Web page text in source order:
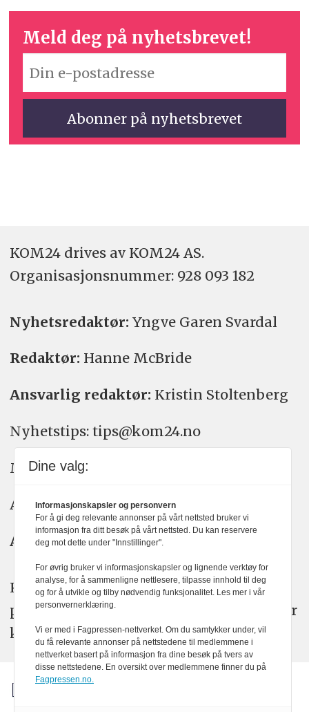
Meld deg på nyhetsbrevet!
KOM24 drives av KOM24 AS.
Organisasjons­nummer: 928 093 182
Nyhetsredaktør: Yngve Garen Svardal
Redaktør: Hanne McBride
Ansvarlig redaktør: Kristin Stoltenberg
Nyhetstips: tips@kom24.no
Meninger: meninger@kom24.no
Annonse: annonse@watchmedia.no
Abonnement:kom24@watchmedia.no
KOM24 arbeider etter Vær Varsom-
plakatens regler for god presseskikk. Her
kan du lese mer omPFUsarbeid.
Dine valg:
Informasjonskapsler og personvern
For å gi deg relevante annonser på vårt nettsted bruker vi
informasjon fra ditt besøk på vårt nettsted. Du kan reservere
deg mot dette under "Innstillinger".
For øvrig bruker vi informasjonskapsler og lignende verktøy for
analyse, for å sammenligne nettlesere, tilpasse innhold til deg
og for å utvikle og tilby nødvendig funksjonalitet. Les mer i vår
personvernerklæring.
Vi er med i Fagpressen-nettverket. Om du samtykker under, vil
du få relevante annonser på nettstedene til medlemmene i
nettverket basert på informasjon fra dine besøk på tvers av
disse nettstedene. En oversikt over medlemmene finner du på
Fagpressen.no.